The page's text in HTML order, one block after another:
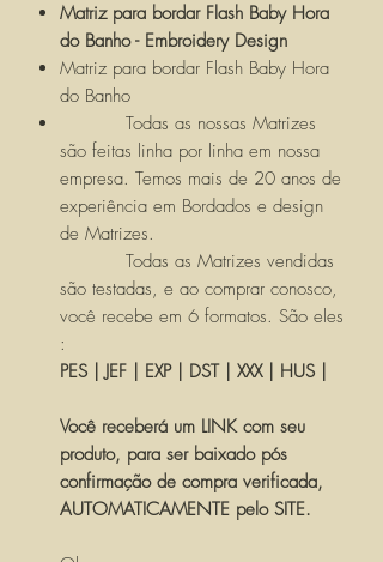
Matriz para bordar Flash Baby Hora
do Banho - Embroidery Design
Matriz para bordar Flash Baby Hora
do Banho
Todas as nossas Matrizes
são feitas linha por linha em nossa
empresa. Temos mais de 20 anos de
experiência em Bordados e design
de Matrizes.
Todas as Matrizes vendidas
são testadas, e ao comprar conosco,
você recebe em 6 formatos. São eles
:
PES | JEF | EXP | DST | XXX | HUS |
Você receberá um LINK com seu
produto, para ser baixado pós
confirmação de compra verificada,
AUTOMATICAMENTE pelo SITE.